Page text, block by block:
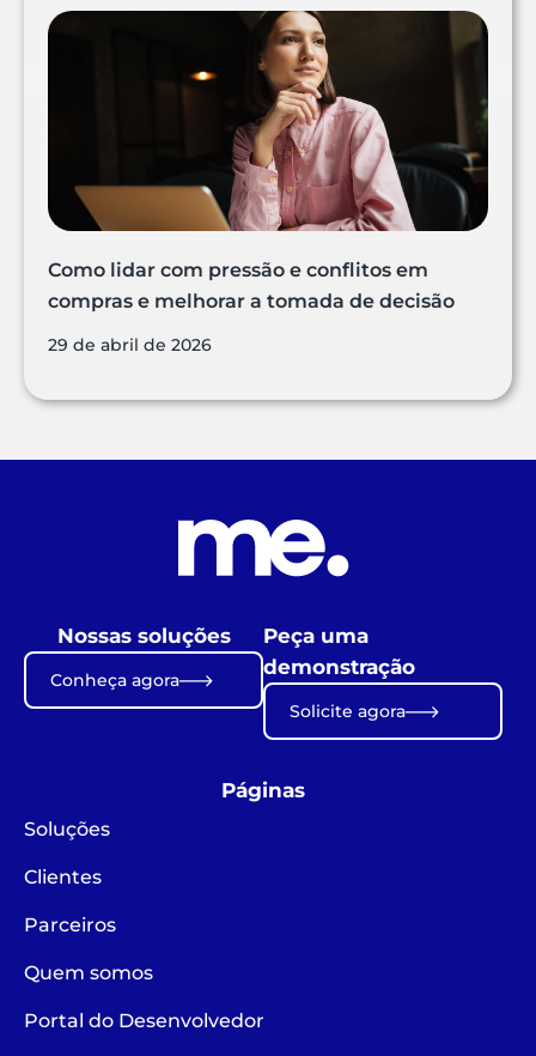
Como lidar com pressão e conflitos em
compras e melhorar a tomada de decisão
29 de abril de 2026
Nossas soluções
Conheça agora
Peça uma
demonstração
Solicite agora
Páginas
Soluções
Clientes
Parceiros
Quem somos
Portal do Desenvolvedor